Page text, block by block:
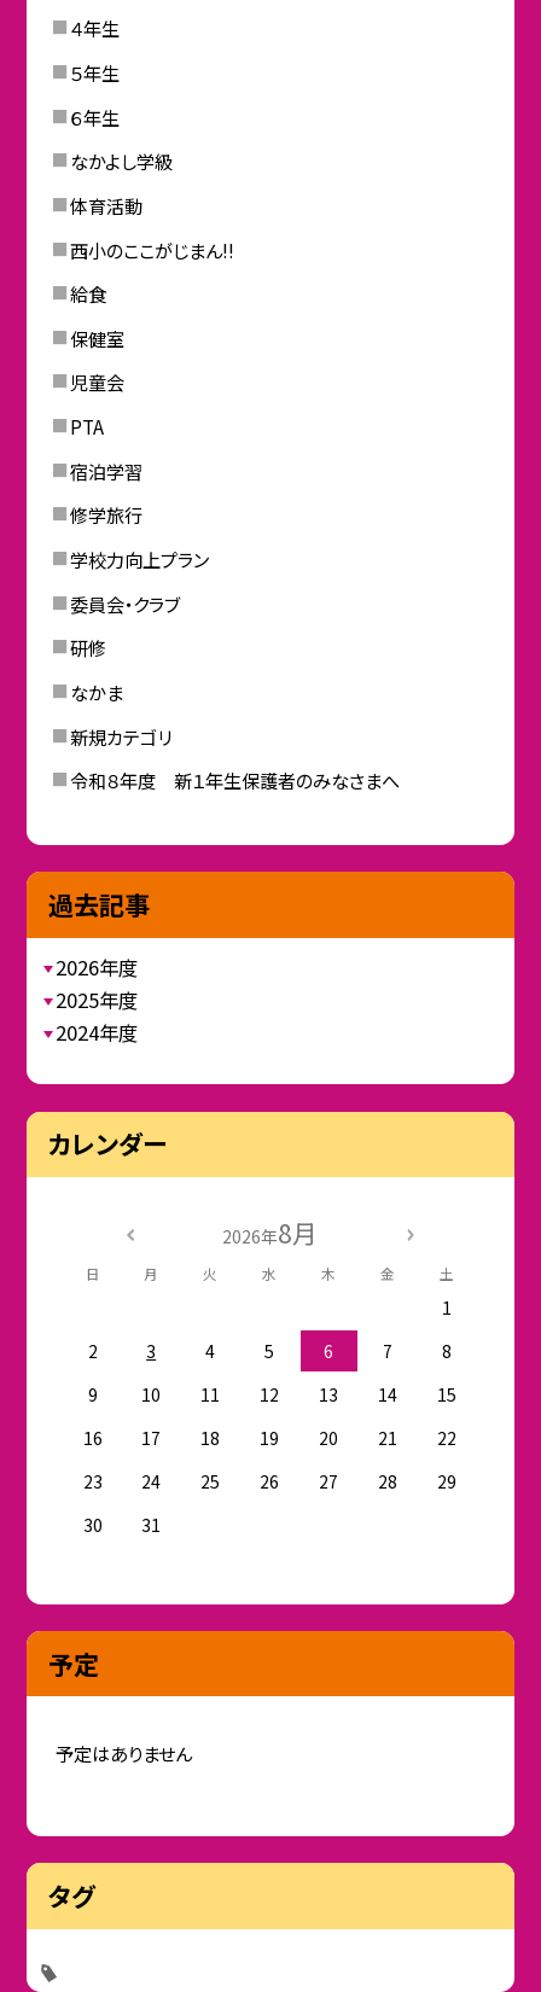
４年生
５年生
６年生
なかよし学級
体育活動
西小のここがじまん!!
給食
保健室
児童会
PTA
宿泊学習
修学旅行
学校力向上プラン
委員会・クラブ
研修
なかま
新規カテゴリ
令和８年度 新１年生保護者のみなさまへ
過去記事
2026年度
2025年度
2024年度
カレンダー
2026年8月
日 月 火 水 木 金 土
1
2
3 4 5 6 7
8
9
10 11 12 13 14
15
16
17 18 19 20 21
22
23
24 25 26 27 28
29
30
31
予定
予定はありません
タグ